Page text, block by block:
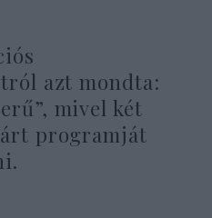
azt mondta:
mivel két
programját